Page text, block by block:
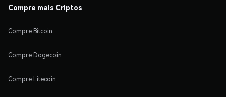
Compre mais Criptos
Compre Bitcoin
Compre Dogecoin
Compre Litecoin